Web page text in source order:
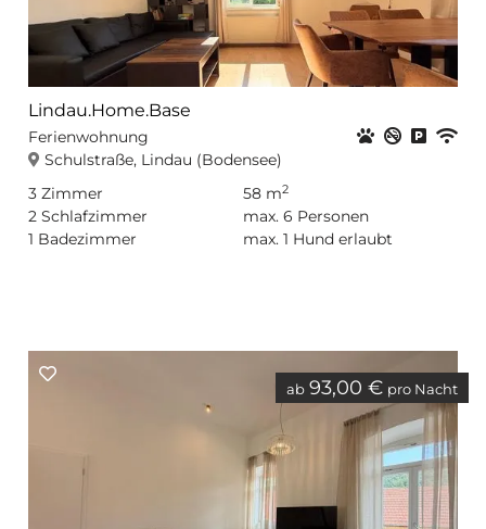
Lindau.Home.Base
Ferienwohnung
Schulstraße, Lindau (Bodensee)
Haustiere
3 Zimmer
2 Schlafzimmer
1 Badezimmer
58 m2
max. 6 Personen
max. 1 Hund erlaubt
ab 93,00 € pro Nacht